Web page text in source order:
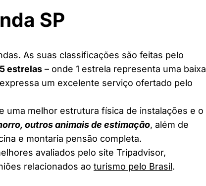
SP
As suas classificações são feitas pelo
estrelas – onde 1 estrela representa uma baixa
um excelente serviço ofertado pelo
uma melhor estrutura física de instalações e o
outros animais de estimação, além de
e montaria pensão completa.
avaliados pelo site Tripadvisor,
relacionados ao turismo pelo Brasil.